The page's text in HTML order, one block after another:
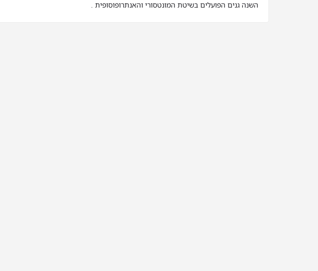
השנה גנים הפועלים בשיטת המונטסורי והאנתרופוסופית .